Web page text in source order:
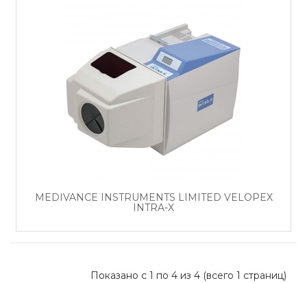
MEDIVANCE INSTRUMENTS LIMITED VELOPEX
INTRA-X
Показано с 1 по 4 из 4 (всего 1 страниц)